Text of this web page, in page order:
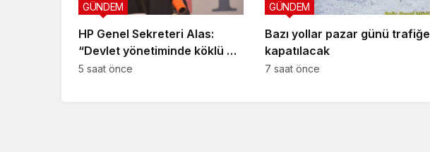
HP Genel Sekreteri Alas:
“Devlet yönetiminde köklü bir
zihniyet değişimine ihtiyaç
GÜNDEM
5 saat önce
Bazı yollar pazar günü trafiğe
kapatılacak
GÜNDEM
7 saat önce